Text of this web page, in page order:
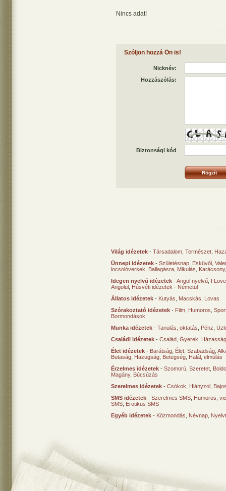
Nincs adat!
Szóljon hozzá Ön is!
Nicknév:
Hozzászólás:
Biztonsági kód
Világ idézetek - Társadalom Természet
Ünnepi idézetek - Születésnap Esküvői
locsolóversek
Ballagásra Mikulás Karácsony
Idegen nyelvű idézetek -Angol nyelvű I
Angolul Húsvéti idézetek - Németül
Állatos idézetek - Kutyás Macskás
Lovas
Szórakoztató idézetek - Film Humoros
Bormondások
Munka idézetek - Tanulás, oktatás Pénz
Családi idézetek - Család Gyerek
Élet idézetek - Barátság Élet Szabadság
Butaság Hazugság Betegség Halál, elmúlás
Érzelmes idézetek - Szomorú Szeretet
Magány, Búcsúzás
Szerelmes idézetek - Csókok Hiányzol
SMS idézetek - Szerelmes SMS Humoros,
SMS Erotikus SMS
Egyéb idézetek - Közmondás Névnap